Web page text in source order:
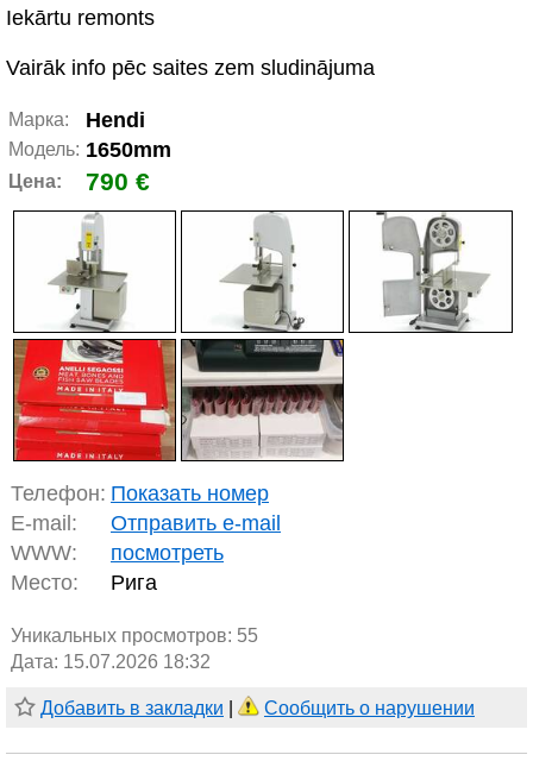
Iekārtu remonts
Vairāk info pēc saites zem sludinājuma
Марка: Hendi
Модель: 1650mm
Цена: 790 €
Телефон: Показать номер
E-mail:
Отправить e-mail
WWW:
посмотреть
Место:
Рига
Уникальных просмотров: 55
Дата: 15.07.2026 18:32
Добавить в закладки Сообщить о нарушении